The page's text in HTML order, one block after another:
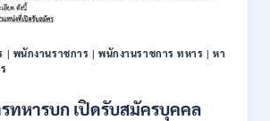
| พนักงานราชการ |พนักงานราชการ ทหาร |หา
ทหารบก เปิดรับสมัครบุคคล